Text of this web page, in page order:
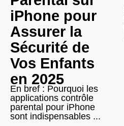
iPhone pour
Assurer la
Sécurité de
Vos Enfants
en 2025
En bref : Pourquoi les
applications contrôle
parental pour iPhone
sont indispensables ...